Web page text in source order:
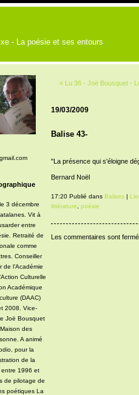
- La poésie et ses entours
3 décembre
Vit à
entre
Retraité de
comme
Conseiller
de l’Académie
Culturelle
Académique
(DAAC)
2008. Vice-
Joë Bousquet
des
A animé
pour la
de la
1996 et
de pilotage de
poétiques La
« Lu 36 - Joë Bousquet -
19/03/2009
Balise 43-
"La présence qui s'éloigne
Bernard Noël
17:20 Publié dans Balises|
littérature
poésie
Les commentaires sont